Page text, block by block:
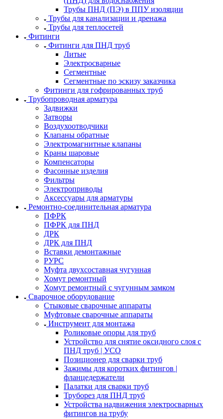
Трубы ПНД (ПЭ) в ППУ изоляции
Трубы для канализации и дренажа
Трубы для теплосетей
Фитинги
Фитинги для ПНД труб
Литые
Электросварные
Сегментные
Сегментные по эскизу заказчика
Фитинги для гофрированных труб
Трубопроводная арматура
Задвижки
Затворы
Воздухоотводчики
Клапаны обратные
Электромагнитные клапаны
Краны шаровые
Компенсаторы
Фасонные изделия
Фильтры
Электроприводы
Аксессуары для арматуры
Ремонтно-соединительная арматура
ПФРК
ПФРК для ПНД
ДРК
ДРК для ПНД
Вставки демонтажные
РУРС
Муфта двухсоставная чугунная
Хомут ремонтный
Хомут ремонтный с чугунным замком
Сварочное оборудование
Стыковые сварочные аппараты
Муфтовые сварочные аппараты
Инструмент для монтажа
Роликовые опоры для труб
Устройство для снятие оксидного слоя с
ПНД труб | УСО
Позиционер для сварки труб
Зажимы для коротких фитингов |
фланцедержатели
Палатки для сварки труб
Труборез для ПНД труб
Устройства надвижения электросварных
фитингов на трубу